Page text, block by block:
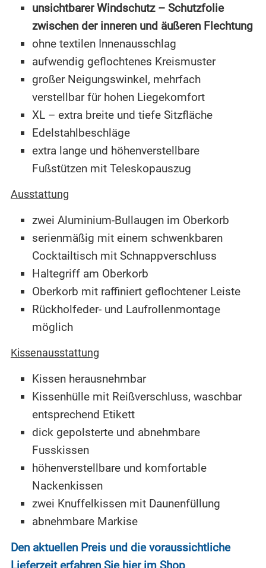
unsichtbarer Windschutz – Schutzfolie
zwischen der inneren und äußeren Flechtung
ohne textilen Innenausschlag
aufwendig geflochtenes Kreismuster
großer Neigungswinkel, mehrfach
verstellbar für hohen Liegekomfort
XL – extra breite und tiefe Sitzfläche
Edelstahlbeschläge
extra lange und höhenverstellbare
Fußstützen mit Teleskopauszug
Ausstattung
zwei Aluminium-Bullaugen im Oberkorb
serienmäßig mit einem schwenkbaren
Cocktailtisch mit Schnappverschluss
Haltegriff am Oberkorb
Oberkorb mit raffiniert geflochtener Leiste
Rückholfeder- und Laufrollenmontage
möglich
Kissenausstattung
Kissen herausnehmbar
Kissenhülle mit Reißverschluss, waschbar
entsprechend Etikett
dick gepolsterte und abnehmbare
Fusskissen
höhenverstellbare und komfortable
Nackenkissen
zwei Knuffelkissen mit Daunenfüllung
abnehmbare Markise
Den aktuellen Preis und die voraussichtliche